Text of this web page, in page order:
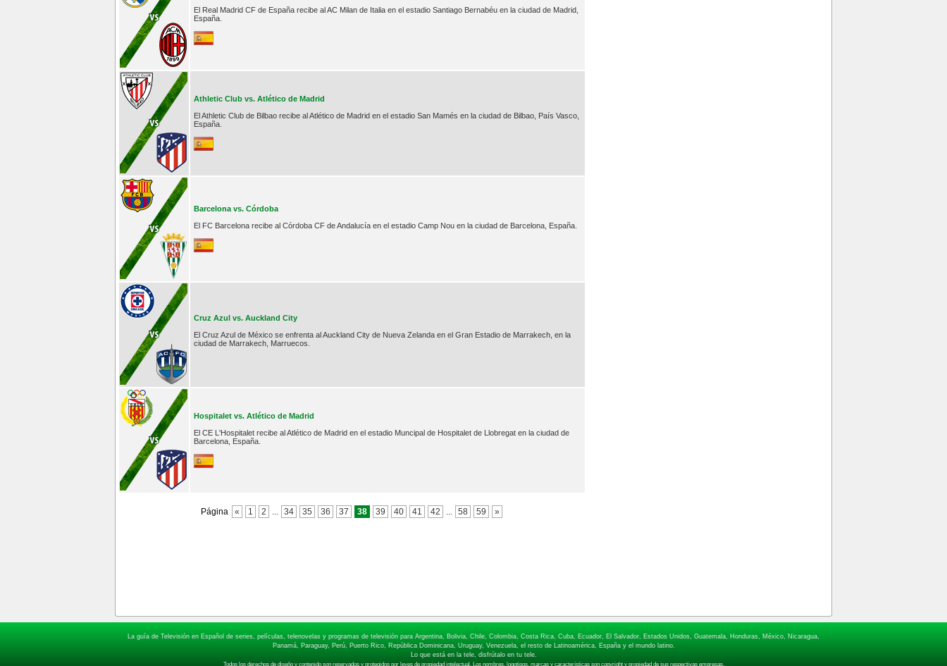
El Real Madrid CF de España recibe al AC Milan de Italia en el estadio Santiago Bernabéu en la ciudad de Madrid,
España.
Athletic Club vs. Atlético de Madrid
El Athletic Club de Bilbao recibe al Atlético de Madrid en el estadio San Mamés en la ciudad de Bilbao, País Vasco,
España.
Barcelona vs. Córdoba
El FC Barcelona recibe al Córdoba CF de Andalucía en el estadio Camp Nou en la ciudad de Barcelona, España.
Cruz Azul vs. Auckland City
El Cruz Azul de México se enfrenta al Auckland City de Nueva Zelanda en el Gran Estadio de Marrakech, en la
ciudad de Marrakech, Marruecos.
Hospitalet vs. Atlético de Madrid
El CE L'Hospitalet recibe al Atlético de Madrid en el estadio Muncipal de Hospitalet de Llobregat en la ciudad de
Barcelona, España.
Página « 1 2 ... 34 35 36 37 38 39 40 41 42 ... 58 59 »
La guía de Televisión en Español de series, películas, telenovelas y programas de televisión para Argentina, Bolivia, Chile, Colombia, Costa Rica, Cuba, Ecuador, El Salvador, Estados Unidos, Guatemala, Honduras, México, Nicaragua,
Panamá, Paraguay, Perú, Puerto Rico, República Dominicana, Uruguay, Venezuela, el resto de Latinoamérica, España y el mundo latino.
Lo que está en la tele, disfrútalo en tu tele.